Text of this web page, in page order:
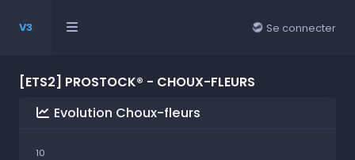
V3 Se connecter
[ETS2] PROSTOCK® - CHOUX-FLEURS
Evolution Choux-fleurs
10